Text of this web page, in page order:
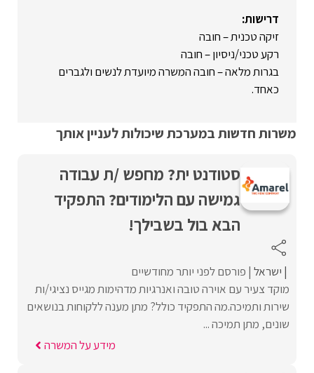
דרישות:
זיקה טכנית – חובה
רקע טכני/ניסיון – חובה
בגרות מלאה – חובה המשרה מיועדת לנשים ולגברים
כאחד.
משרות חדשות במערכת שיכולות לעניין אותך
סטודנט ית? מחפש /ת עבודה
גמישה עם הלימודים? התפקיד
הבא בול בשבילך!
ישראל פורסם לפני יותר מחודשיים
מוקד צעיר עם אוירה טובה ואנרגיות מדהימות מגייס נציגי/ות
שירות ותמיכה.מה התפקיד כולל? מתן מענה ללקוחות בנושאים
שונים, מתן תמיכה ...
מידע על המשרה